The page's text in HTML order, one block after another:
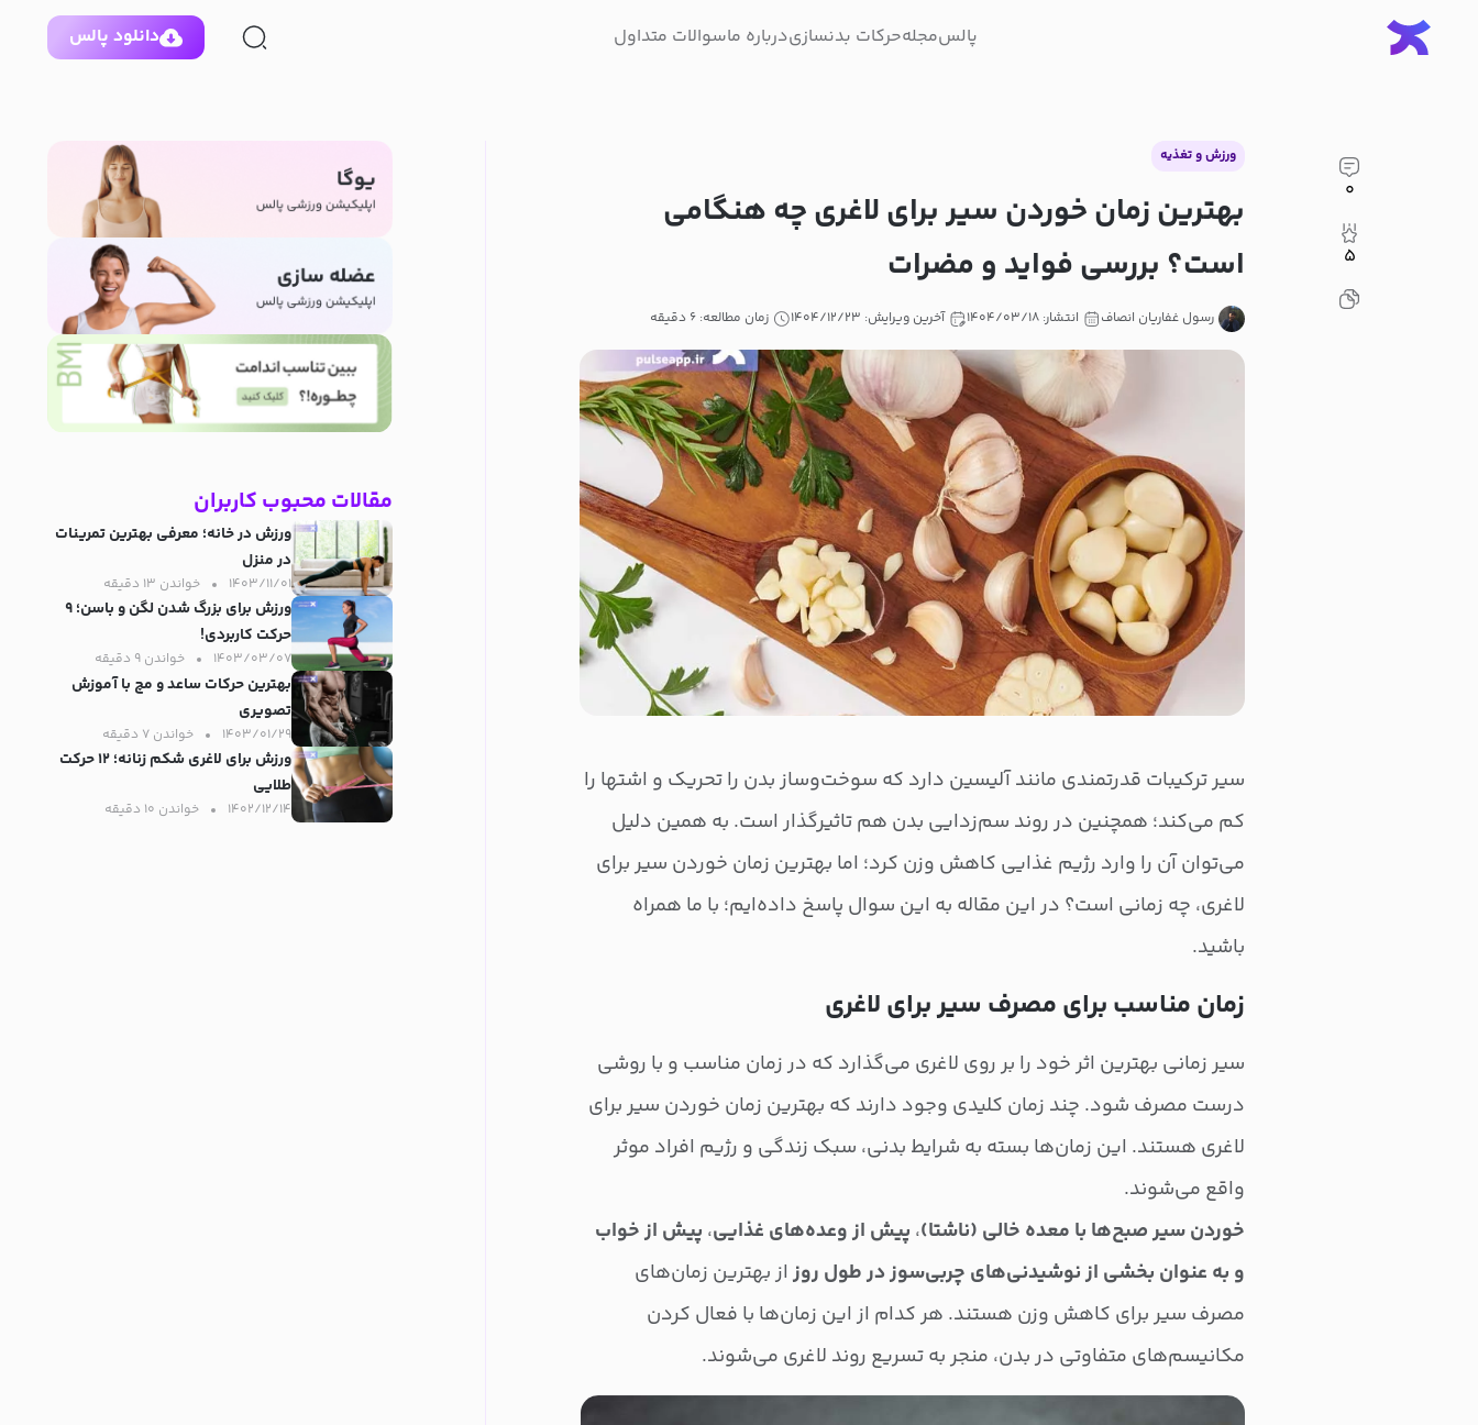
پالسمجلهحرکات بدنسازیدرباره ماسوالات متداول دانلود پالس
۰
۵
ورزش و تغذیه
بهترین زمان خوردن سیر برای لاغری چه هنگامی
است؟ بررسی فواید و مضرات
رسول غفاریان انصاف انتشار: ۱۴۰۴/۰۳/۱۸ آخرین ویرایش: ۱۴۰۴/۱۲/۲۳ زمان مطالعه: ۶ دقیقه
سیر ترکیبات قدرتمندی مانند آلیسین دارد که سوخت‌وساز بدن را تحریک و اشتها را
کم می‌کند؛ همچنین در روند سم‌زدایی بدن هم تاثیرگذار است. به همین دلیل
می‌توان آن را وارد رژیم غذایی کاهش وزن کرد؛ اما بهترین زمان خوردن سیر برای
لاغری، چه زمانی است؟ در این مقاله به این سوال پاسخ داده‌ایم؛ با ما همراه
باشید.
زمان مناسب برای مصرف سیر برای لاغری
سیر زمانی بهترین اثر خود را بر روی لاغری می‌گذارد که در زمان مناسب و با روشی
درست مصرف شود. چند زمان کلیدی وجود دارند که بهترین زمان خوردن سیر برای
لاغری هستند. این زمان‌ها بسته به شرایط بدنی، سبک زندگی و رژیم افراد موثر
واقع می‌شوند.
خوردن سیر صبح‌ها با معده خالی (ناشتا)، پیش از وعده‌های غذایی، پیش از خواب
و به عنوان بخشی از نوشیدنی‌های چربی‌سوز در طول روزاز بهترین زمان‌های
مصرف سیر برای کاهش وزن هستند. هر کدام از این زمان‌ها با فعال کردن
مکانیسم‌های متفاوتی در بدن، منجر به تسریع روند لاغری می‌شوند.
مقالات محبوب کاربران
ورزش در خانه؛ معرفی بهترین تمرینات
در منزل
۱۴۰۳/۱۱/۰۱ خواندن ۱۳ دقیقه‌
ورزش برای بزرگ شدن لگن و باسن؛ ۹
حرکت کاربردی!
۱۴۰۳/۰۳/۰۷ خواندن ۹ دقیقه‌
بهترین حرکات ساعد و مچ با آموزش
تصویری
۱۴۰۳/۰۱/۲۹ خواندن ۷ دقیقه‌
ورزش برای لاغری شکم زنانه؛ ۱۲ حرکت
طلایی
۱۴۰۲/۱۲/۱۴ خواندن ۱۰ دقیقه‌